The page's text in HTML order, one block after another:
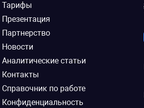
Тарифы
Презентация
Партнерство
Новости
Аналитические статьи
Контакты
Справочник по работе
Конфиденциальность